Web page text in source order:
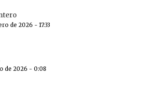
de 2026 - 17:33
de 2026 - 0:08